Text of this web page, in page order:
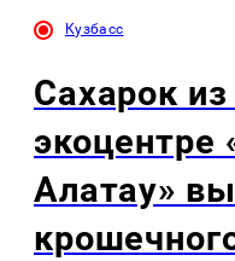
Кузбасс
Сахарок из
экоцентре
Алатау»